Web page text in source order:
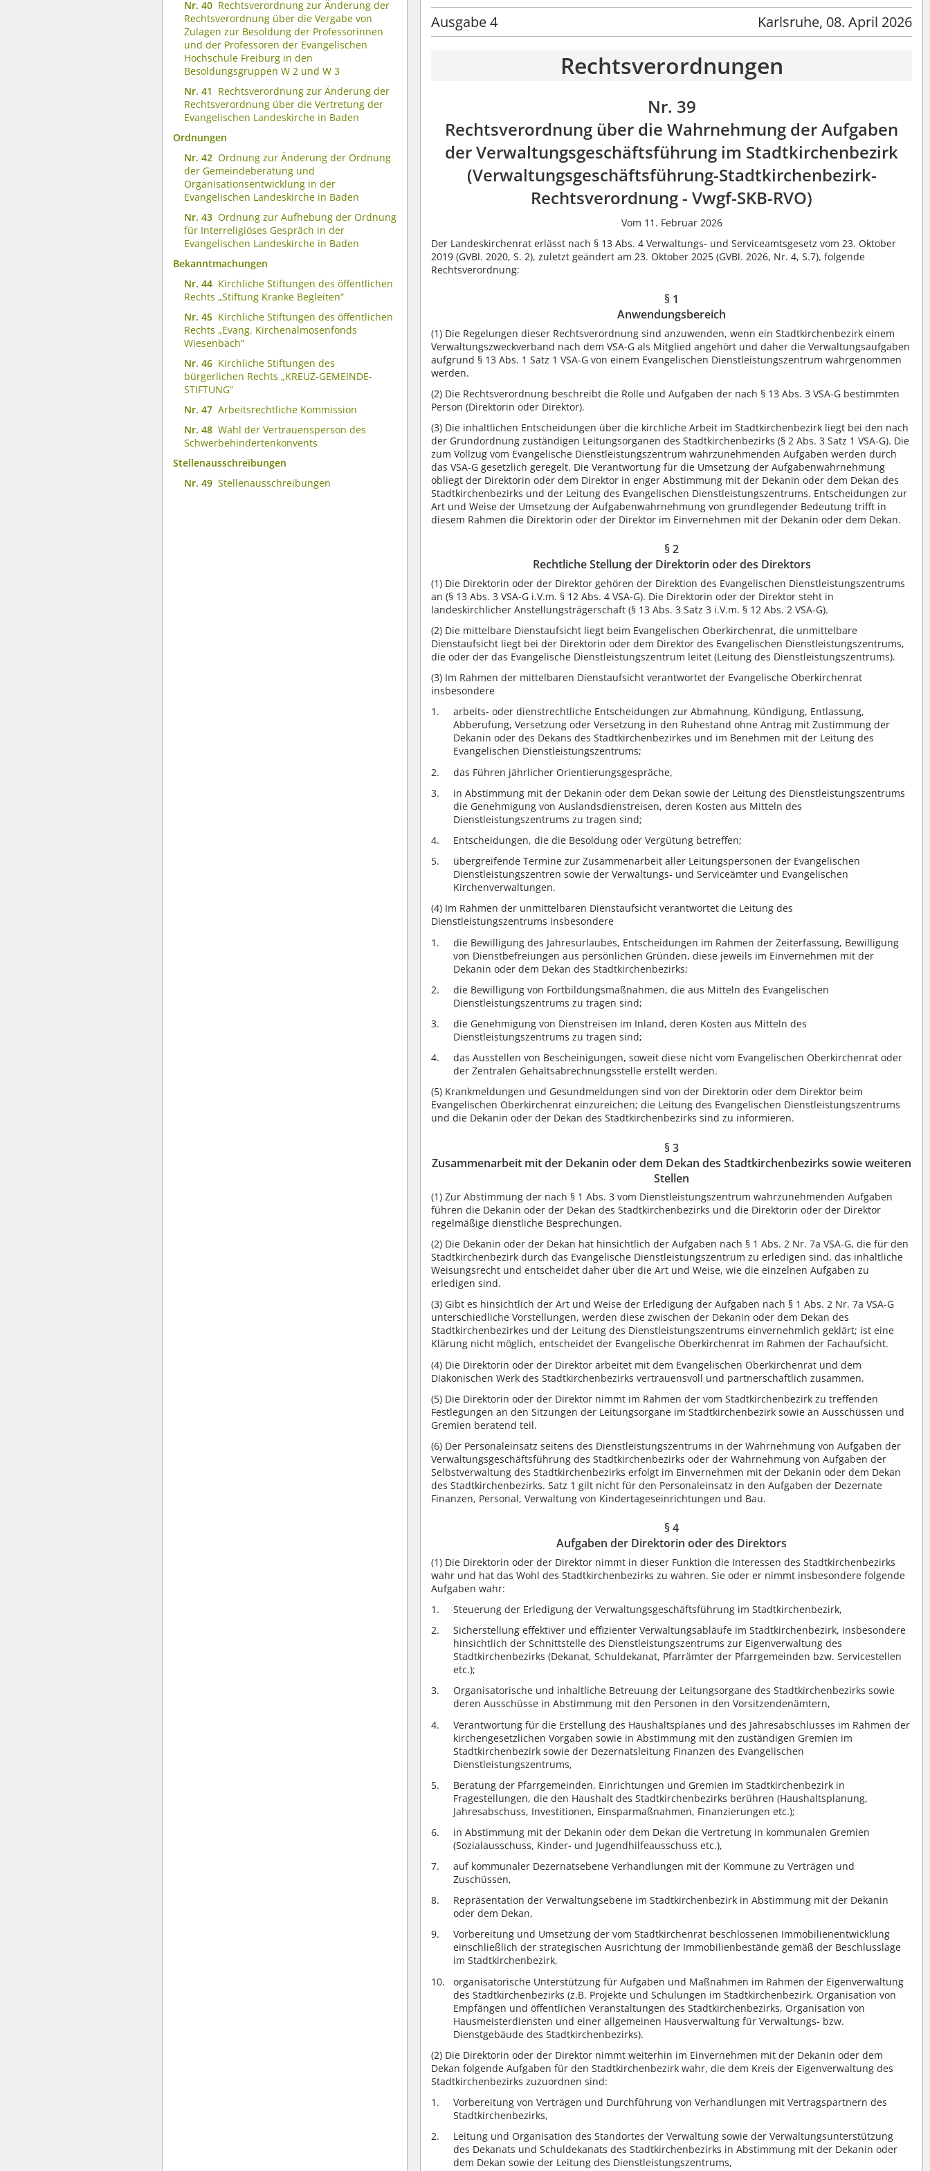
Nr. 40 Rechtsverordnung zur Änderung der
Rechtsverordnung über die Vergabe von
Zulagen zur Besoldung der Professorinnen
und der Professoren der Evangelischen
Hochschule Freiburg in den
Besoldungsgruppen W 2 und W 3
Nr. 41 Rechtsverordnung zur Änderung der
Rechtsverordnung über die Vertretung der
Evangelischen Landeskirche in Baden
Ordnungen
Nr. 42 Ordnung zur Änderung der Ordnung
der Gemeindeberatung und
Organisationsentwicklung in der
Evangelischen Landeskirche in Baden
Nr. 43 Ordnung zur Aufhebung der Ordnung
für Interreligiöses Gespräch in der
Evangelischen Landeskirche in Baden
Bekanntmachungen
Nr. 44 Kirchliche Stiftungen des öffentlichen
Rechts „Stiftung Kranke Begleiten“
Nr. 45 Kirchliche Stiftungen des öffentlichen
Rechts „Evang. Kirchenalmosenfonds
Wiesenbach“
Nr. 46 Kirchliche Stiftungen des
bürgerlichen Rechts „KREUZ-GEMEINDE-
STIFTUNG“
Nr. 47 Arbeitsrechtliche Kommission
Nr. 48 Wahl der Vertrauensperson des
Schwerbehindertenkonvents
Stellenausschreibungen
Nr. 49 Stellenausschreibungen
Ausgabe 4 Karlsruhe, 08. April 2026
Rechtsverordnungen
Nr. 39
Rechtsverordnung über die Wahrnehmung der Aufgaben
der Verwaltungsgeschäftsführung im Stadtkirchenbezirk
(Verwaltungsgeschäftsführung-Stadtkirchenbezirk-
Rechtsverordnung - Vwgf-SKB-RVO)
Vom 11. Februar 2026
Der Landeskirchenrat erlässt nach § 13 Abs. 4 Verwaltungs- und Serviceamtsgesetz vom 23. Oktober
2019 (GVBl. 2020, S. 2), zuletzt geändert am 23. Oktober 2025 (GVBl. 2026, Nr. 4, S.7), folgende
Rechtsverordnung:
§ 1
Anwendungsbereich
(1) Die Regelungen dieser Rechtsverordnung sind anzuwenden, wenn ein Stadtkirchenbezirk einem
Verwaltungszweckverband nach dem VSA-G als Mitglied angehört und daher die Verwaltungsaufgaben
aufgrund § 13 Abs. 1 Satz 1 VSA-G von einem Evangelischen Dienstleistungszentrum wahrgenommen
werden.
(2) Die Rechtsverordnung beschreibt die Rolle und Aufgaben der nach § 13 Abs. 3 VSA-G bestimmten
Person (Direktorin oder Direktor).
(3) Die inhaltlichen Entscheidungen über die kirchliche Arbeit im Stadtkirchenbezirk liegt bei den nach
der Grundordnung zuständigen Leitungsorganen des Stadtkirchenbezirks (§ 2 Abs. 3 Satz 1 VSA-G). Die
zum Vollzug vom Evangelische Dienstleistungszentrum wahrzunehmenden Aufgaben werden durch
das VSA-G gesetzlich geregelt. Die Verantwortung für die Umsetzung der Aufgabenwahrnehmung
obliegt der Direktorin oder dem Direktor in enger Abstimmung mit der Dekanin oder dem Dekan des
Stadtkirchenbezirks und der Leitung des Evangelischen Dienstleistungszentrums. Entscheidungen zur
Art und Weise der Umsetzung der Aufgabenwahrnehmung von grundlegender Bedeutung trifft in
diesem Rahmen die Direktorin oder der Direktor im Einvernehmen mit der Dekanin oder dem Dekan.
§ 2
Rechtliche Stellung der Direktorin oder des Direktors
(1) Die Direktorin oder der Direktor gehören der Direktion des Evangelischen Dienstleistungszentrums
an (§ 13 Abs. 3 VSA-G i.V.m. § 12 Abs. 4 VSA-G). Die Direktorin oder der Direktor steht in
landeskirchlicher Anstellungsträgerschaft (§ 13 Abs. 3 Satz 3 i.V.m. § 12 Abs. 2 VSA-G).
(2) Die mittelbare Dienstaufsicht liegt beim Evangelischen Oberkirchenrat, die unmittelbare
Dienstaufsicht liegt bei der Direktorin oder dem Direktor des Evangelischen Dienstleistungszentrums,
die oder der das Evangelische Dienstleistungszentrum leitet (Leitung des Dienstleistungszentrums).
(3) Im Rahmen der mittelbaren Dienstaufsicht verantwortet der Evangelische Oberkirchenrat
insbesondere
arbeits- oder dienstrechtliche Entscheidungen zur Abmahnung, Kündigung, Entlassung,
Abberufung, Versetzung oder Versetzung in den Ruhestand ohne Antrag mit Zustimmung der
Dekanin oder des Dekans des Stadtkirchenbezirkes und im Benehmen mit der Leitung des
Evangelischen Dienstleistungszentrums;
das Führen jährlicher Orientierungsgespräche,
in Abstimmung mit der Dekanin oder dem Dekan sowie der Leitung des Dienstleistungszentrums
die Genehmigung von Auslandsdienstreisen, deren Kosten aus Mitteln des
Dienstleistungszentrums zu tragen sind;
Entscheidungen, die die Besoldung oder Vergütung betreffen;
übergreifende Termine zur Zusammenarbeit aller Leitungspersonen der Evangelischen
Dienstleistungszentren sowie der Verwaltungs- und Serviceämter und Evangelischen
Kirchenverwaltungen.
(4) Im Rahmen der unmittelbaren Dienstaufsicht verantwortet die Leitung des
Dienstleistungszentrums insbesondere
die Bewilligung des Jahresurlaubes, Entscheidungen im Rahmen der Zeiterfassung, Bewilligung
von Dienstbefreiungen aus persönlichen Gründen, diese jeweils im Einvernehmen mit der
Dekanin oder dem Dekan des Stadtkirchenbezirks;
die Bewilligung von Fortbildungsmaßnahmen, die aus Mitteln des Evangelischen
Dienstleistungszentrums zu tragen sind;
die Genehmigung von Dienstreisen im Inland, deren Kosten aus Mitteln des
Dienstleistungszentrums zu tragen sind;
das Ausstellen von Bescheinigungen, soweit diese nicht vom Evangelischen Oberkirchenrat oder
der Zentralen Gehaltsabrechnungsstelle erstellt werden.
(5) Krankmeldungen und Gesundmeldungen sind von der Direktorin oder dem Direktor beim
Evangelischen Oberkirchenrat einzureichen; die Leitung des Evangelischen Dienstleistungszentrums
und die Dekanin oder der Dekan des Stadtkirchenbezirks sind zu informieren.
§ 3
Zusammenarbeit mit der Dekanin oder dem Dekan des Stadtkirchenbezirks sowie weiteren
Stellen
(1) Zur Abstimmung der nach § 1 Abs. 3 vom Dienstleistungszentrum wahrzunehmenden Aufgaben
führen die Dekanin oder der Dekan des Stadtkirchenbezirks und die Direktorin oder der Direktor
regelmäßige dienstliche Besprechungen.
(2) Die Dekanin oder der Dekan hat hinsichtlich der Aufgaben nach § 1 Abs. 2 Nr. 7a VSA-G, die für den
Stadtkirchenbezirk durch das Evangelische Dienstleistungszentrum zu erledigen sind, das inhaltliche
Weisungsrecht und entscheidet daher über die Art und Weise, wie die einzelnen Aufgaben zu
erledigen sind.
(3) Gibt es hinsichtlich der Art und Weise der Erledigung der Aufgaben nach § 1 Abs. 2 Nr. 7a VSA-G
unterschiedliche Vorstellungen, werden diese zwischen der Dekanin oder dem Dekan des
Stadtkirchenbezirkes und der Leitung des Dienstleistungszentrums einvernehmlich geklärt; ist eine
Klärung nicht möglich, entscheidet der Evangelische Oberkirchenrat im Rahmen der Fachaufsicht.
(4) Die Direktorin oder der Direktor arbeitet mit dem Evangelischen Oberkirchenrat und dem
Diakonischen Werk des Stadtkirchenbezirks vertrauensvoll und partnerschaftlich zusammen.
(5) Die Direktorin oder der Direktor nimmt im Rahmen der vom Stadtkirchenbezirk zu treffenden
Festlegungen an den Sitzungen der Leitungsorgane im Stadtkirchenbezirk sowie an Ausschüssen und
Gremien beratend teil.
(6) Der Personaleinsatz seitens des Dienstleistungszentrums in der Wahrnehmung von Aufgaben der
Verwaltungsgeschäftsführung des Stadtkirchenbezirks oder der Wahrnehmung von Aufgaben der
Selbstverwaltung des Stadtkirchenbezirks erfolgt im Einvernehmen mit der Dekanin oder dem Dekan
des Stadtkirchenbezirks. Satz 1 gilt nicht für den Personaleinsatz in den Aufgaben der Dezernate
Finanzen, Personal, Verwaltung von Kindertageseinrichtungen und Bau.
§ 4
Aufgaben der Direktorin oder des Direktors
(1) Die Direktorin oder der Direktor nimmt in dieser Funktion die Interessen des Stadtkirchenbezirks
wahr und hat das Wohl des Stadtkirchenbezirks zu wahren. Sie oder er nimmt insbesondere folgende
Aufgaben wahr:
Steuerung der Erledigung der Verwaltungsgeschäftsführung im Stadtkirchenbezirk,
Sicherstellung effektiver und effizienter Verwaltungsabläufe im Stadtkirchenbezirk, insbesondere
hinsichtlich der Schnittstelle des Dienstleistungszentrums zur Eigenverwaltung des
Stadtkirchenbezirks (Dekanat, Schuldekanat, Pfarrämter der Pfarrgemeinden bzw. Servicestellen
etc.);
Organisatorische und inhaltliche Betreuung der Leitungsorgane des Stadtkirchenbezirks sowie
deren Ausschüsse in Abstimmung mit den Personen in den Vorsitzendenämtern,
Verantwortung für die Erstellung des Haushaltsplanes und des Jahresabschlusses im Rahmen der
kirchengesetzlichen Vorgaben sowie in Abstimmung mit den zuständigen Gremien im
Stadtkirchenbezirk sowie der Dezernatsleitung Finanzen des Evangelischen
Dienstleistungszentrums,
Beratung der Pfarrgemeinden, Einrichtungen und Gremien im Stadtkirchenbezirk in
Fragestellungen, die den Haushalt des Stadtkirchenbezirks berühren (Haushaltsplanung,
Jahresabschuss, Investitionen, Einsparmaßnahmen, Finanzierungen etc.);
in Abstimmung mit der Dekanin oder dem Dekan die Vertretung in kommunalen Gremien
(Sozialausschuss, Kinder- und Jugendhilfeausschuss etc.),
auf kommunaler Dezernatsebene Verhandlungen mit der Kommune zu Verträgen und
Zuschüssen,
Repräsentation der Verwaltungsebene im Stadtkirchenbezirk in Abstimmung mit der Dekanin
oder dem Dekan,
Vorbereitung und Umsetzung der vom Stadtkirchenrat beschlossenen Immobilienentwicklung
einschließlich der strategischen Ausrichtung der Immobilienbestände gemäß der Beschlusslage
im Stadtkirchenbezirk,
organisatorische Unterstützung für Aufgaben und Maßnahmen im Rahmen der Eigenverwaltung
des Stadtkirchenbezirks (z.B. Projekte und Schulungen im Stadtkirchenbezirk, Organisation von
Empfängen und öffentlichen Veranstaltungen des Stadtkirchenbezirks, Organisation von
Hausmeisterdiensten und einer allgemeinen Hausverwaltung für Verwaltungs- bzw.
Dienstgebäude des Stadtkirchenbezirks).
(2) Die Direktorin oder der Direktor nimmt weiterhin im Einvernehmen mit der Dekanin oder dem
Dekan folgende Aufgaben für den Stadtkirchenbezirk wahr, die dem Kreis der Eigenverwaltung des
Stadtkirchenbezirks zuzuordnen sind:
Vorbereitung von Verträgen und Durchführung von Verhandlungen mit Vertragspartnern des
Stadtkirchenbezirks,
Leitung und Organisation des Standortes der Verwaltung sowie der Verwaltungsunterstützung
des Dekanats und Schuldekanats des Stadtkirchenbezirks in Abstimmung mit der Dekanin oder
dem Dekan sowie der Leitung des Dienstleistungszentrums,